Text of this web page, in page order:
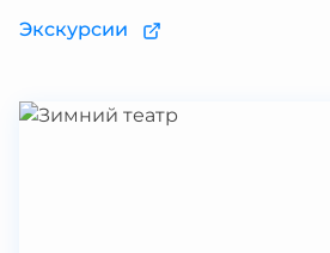
Экскурсии